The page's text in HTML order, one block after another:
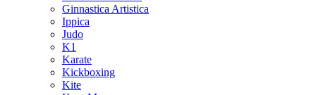
Ginnastica Artistica
Ippica
Judo
K1
Karate
Kickboxing
Kite